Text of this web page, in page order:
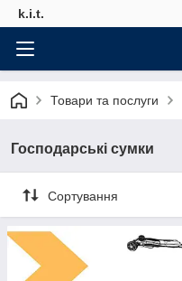
k.i.t.
Товари та послуги
Господарські сумки
Сортування